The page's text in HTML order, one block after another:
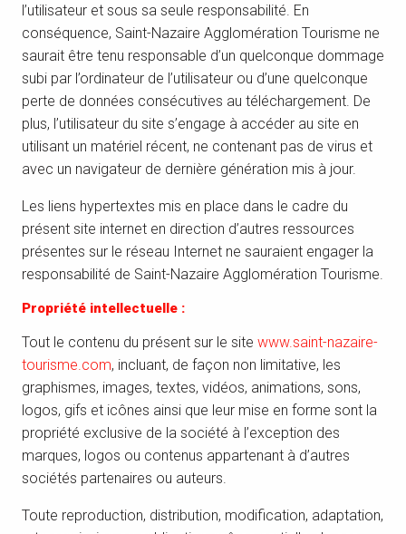
l’utilisateur et sous sa seule responsabilité. En
conséquence, Saint-Nazaire Agglomération Tourisme ne
saurait être tenu responsable d’un quelconque dommage
subi par l’ordinateur de l’utilisateur ou d’une quelconque
perte de données consécutives au téléchargement. De
plus, l’utilisateur du site s’engage à accéder au site en
utilisant un matériel récent, ne contenant pas de virus et
avec un navigateur de dernière génération mis à jour.
Les liens hypertextes mis en place dans le cadre du
présent site internet en direction d’autres ressources
présentes sur le réseau Internet ne sauraient engager la
responsabilité de Saint-Nazaire Agglomération Tourisme.
Propriété intellectuelle :
Tout le contenu du présent sur le site www.saint-nazaire-
tourisme.com, incluant, de façon non limitative, les
graphismes, images, textes, vidéos, animations, sons,
logos, gifs et icônes ainsi que leur mise en forme sont la
propriété exclusive de la société à l’exception des
marques, logos ou contenus appartenant à d’autres
sociétés partenaires ou auteurs.
Toute reproduction, distribution, modification, adaptation,